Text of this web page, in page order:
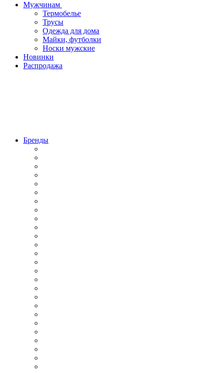
Мужчинам
Термобелье
Трусы
Одежда для дома
Майки, футболки
Носки мужские
Новинки
Распродажа
Бренды